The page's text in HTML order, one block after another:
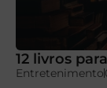
12 livros
Entretenimento